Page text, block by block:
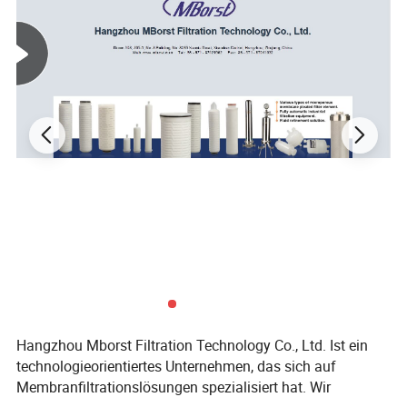
Hydraulikflüssigkeiten, Kraftstoff und Schmierstoffen, um eine
optimale Leistung von Maschinen und Motoren zu gewährleisten.
Perfekt für verschiedene Hochtemperatur-, Hochdruck- und
hochpräzise Filtrationsanwendungen, die auch anspruchsvollen
industriellen Anforderungen gerecht werden. Detaillierte Fotos
Produktparameter
Medien Gesinterte Titan
Verpackung Und Versand FAQ 1. F: Sind Sie ein
Handelsunternehmen oder ein Hersteller? A: Wir sind ein
professioneller Hersteller mit verbessertem R & D-Team, komplette
Hangzhou Mborst Filtration Technology Co., Ltd. Ist ein
technologieorientiertes Unternehmen, das sich auf
Membranfiltrationslösungen spezialisiert hat. Wir